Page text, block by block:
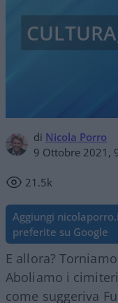
di Nicola Porro
9 Ottobre 2021,
21.5k
Aggiungi
preferite su Google
E allora?
Aboliamo i
come suggeriva